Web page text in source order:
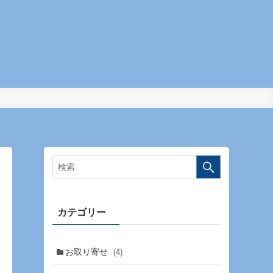
カテゴリー
お取り寄せ (4)